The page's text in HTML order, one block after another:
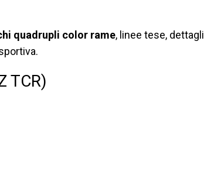
quadrupli color rame, linee tese, dettagli
TCR)